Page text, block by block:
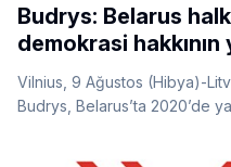
Budrys: Belarus
demokrasi hakkının
Vilnius, 9 Ağustos (Hibya)-
Budrys, Belarus’ta 2020’de